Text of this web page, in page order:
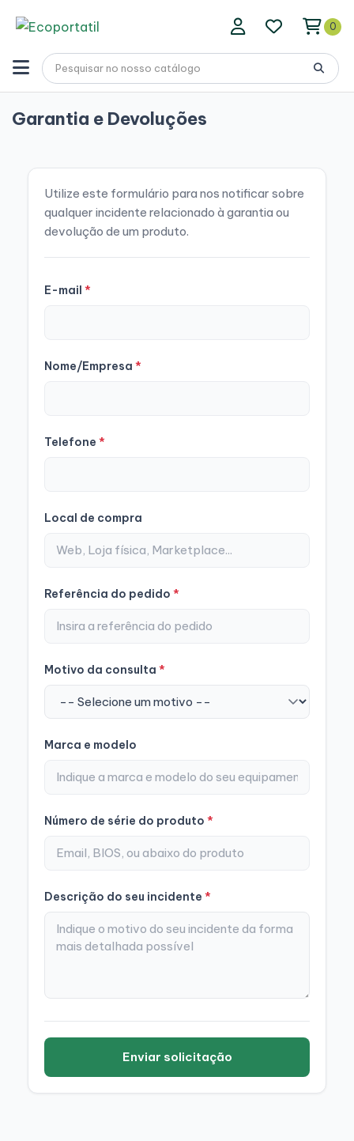
0
Garantia e Devoluções
Utilize este formulário para nos notificar sobre
qualquer incidente relacionado à garantia ou
devolução de um produto.
E-mail *
Nome/Empresa *
Telefone *
Local de compra
Referência do pedido *
Motivo da consulta *
Marca e modelo
Número de série do produto *
Descrição do seu incidente *
Enviar solicitação